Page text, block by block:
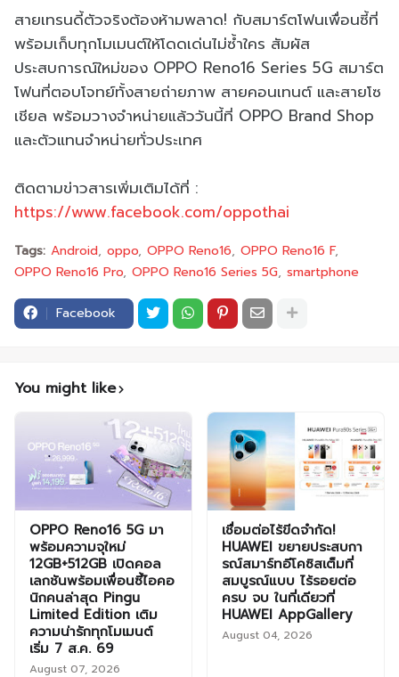
สายเทรนดี้ตัวจริงต้องห้ามพลาด! กับสมาร์ตโฟนเพื่อนซี้ที่
พร้อมเก็บทุกโมเมนต์ให้โดดเด่นไม่ซ้ำใคร สัมผัส
ประสบการณ์ใหม่ของ OPPO Reno16 Series 5G สมาร์ต
โฟนที่ตอบโจทย์ทั้งสายถ่ายภาพ สายคอนเทนต์ และสายโซ
เชียล พร้อมวางจำหน่ายแล้ววันนี้ที่ OPPO Brand Shop
และตัวแทนจำหน่ายทั่วประเทศ
ติดตามข่าวสารเพิ่มเติมได้ที่ :
https://www.facebook.com/oppothai
Tags: Android oppo OPPO Reno16 OPPO Reno16 F
OPPO Reno16 Pro OPPO Reno16 Series 5G smartphone
Facebook
You might like
OPPO Reno16 5G มา
พร้อมความจุใหม่
12GB+512GB เปิดคอล
เลกชันพร้อมเพื่อนซี้ไอคอ
นิกคนล่าสุด Pingu
Limited Edition เติม
ความน่ารักทุกโมเมนต์
เริ่ม 7 ส.ค. 69
August 07, 2026
เชื่อมต่อไร้ขีดจำกัด!
HUAWEI ขยายประสบกา
รณ์สมาร์ทอีโคซิสเต็มที่
สมบูรณ์แบบ ไร้รอยต่อ
ครบ จบ ในที่เดียวที่
HUAWEI AppGallery
August 04, 2026